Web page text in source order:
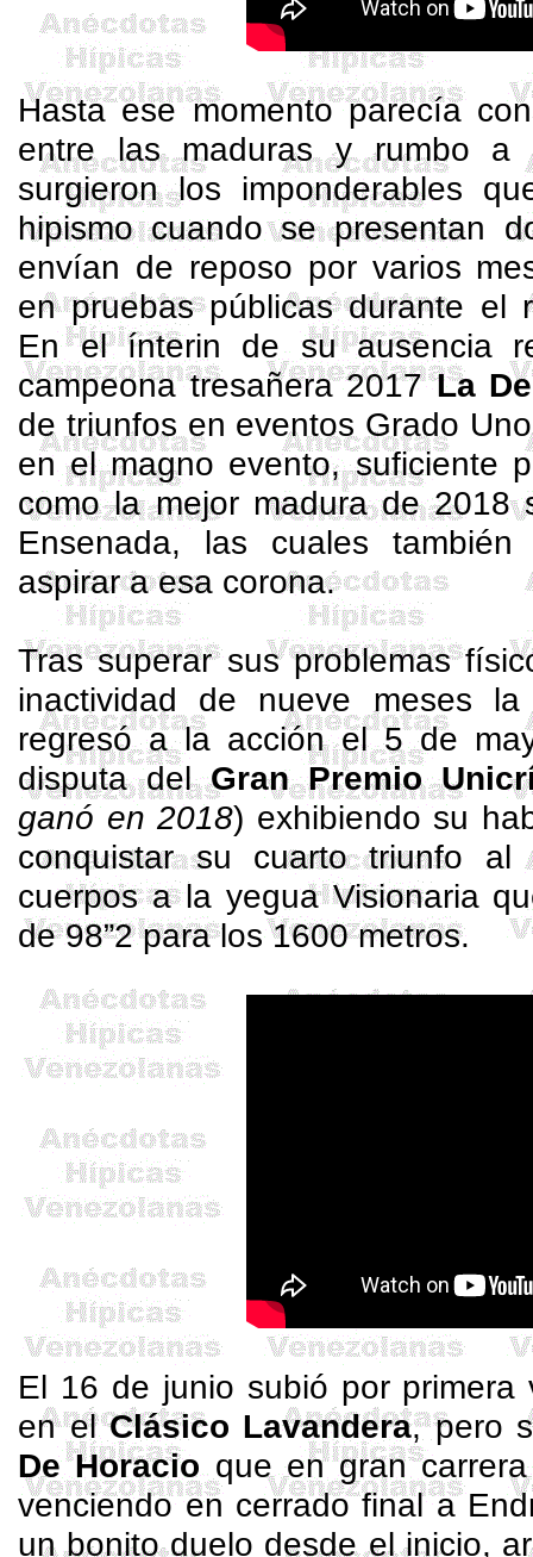
Hasta ese momento parecía
entre las maduras y rumbo a
surgieron los imponderables
hipismo cuando se presentan
envían de reposo por varios
en pruebas públicas durante el
En el ínterin de su ausencia
campeonatresañera2017La
de triunfos en eventos Grado
en el magno evento, suficiente
como la mejor madura de 2018
Ensenada, las cuales
aspirar a esa corona.
Tras superar sus problemas
inactividad de nueve meses
regresó a la acción el 5 de
disputa delGran Premio
ganó en 2018) exhibiendo su
conquistar su cuarto triunfo
cuerpos a la yegua Visionaria
de 98”2 para los 1600 metros.
El 16 de junio subió por
en elClásico Lavandera, pero
De Horacioque en gran
venciendo en cerrado final a
un bonito duelo desde el inicio,